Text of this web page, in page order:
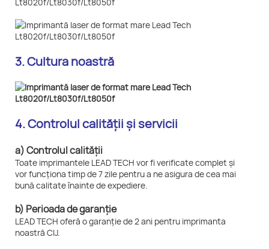
3. Cultura noastră
4. Controlul calității și servicii
a) Controlul calității
Toate imprimantele LEAD TECH vor fi verificate complet și
vor funcționa timp de 7 zile pentru a ne asigura de cea mai
bună calitate înainte de expediere.
b) Perioada de garanție
LEAD TECH oferă o garanție de 2 ani pentru imprimanta
noastră CIJ.